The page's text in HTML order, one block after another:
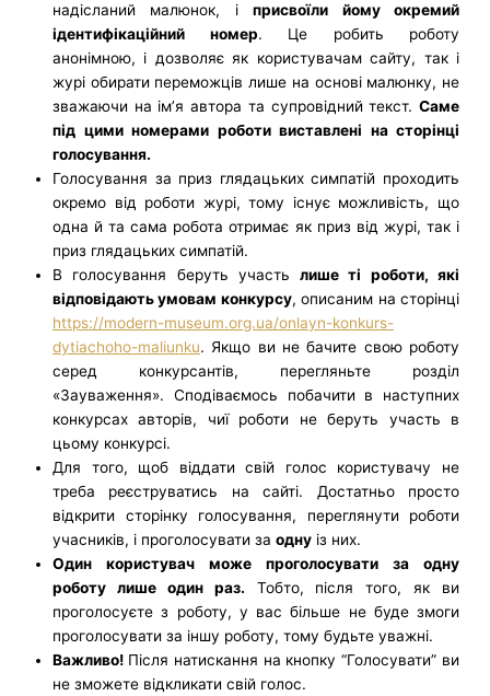
надісланий малюнок, іприсвоїли йому окремий
ідентифікаційний номер. Це робить роботу
анонімною, і дозволяє як користувачам сайту, так і
журі обирати переможців лише на основі малюнку, не
зважаючи на ім’я автора та супровідний текст. Саме
під цими номерами роботи виставлені на сторінці
голосування.
Голосування за приз глядацьких симпатій проходить
окремо від роботи журі, тому існує можливість, що
одна й та сама робота отримає як приз від журі, так і
приз глядацьких симпатій.
В голосування беруть участьлише ті роботи, які
відповідають умовам конкурсу, описаним на сторінці
https://modern-museum.org.ua/onlayn-konkurs-
dytiachoho-maliunku. Якщо ви не бачите свою роботу
серед конкурсантів, перегляньте розділ
«Зауваження». Сподіваємось побачити в наступних
конкурсах авторів, чиї роботи не беруть участь в
цьому конкурсі.
Для того, щоб віддати свій голос користувачу не
треба реєструватись на сайті. Достатньо просто
відкрити сторінку голосування, переглянути роботи
учасників, і проголосувати за одну із них.
Один користувач може проголосувати за одну
роботу лише один раз. Тобто, після того, як ви
проголосуєте з роботу, у вас більше не буде змоги
проголосувати за іншу роботу, тому будьте уважні.
Важливо! Після натискання на кнопку “Голосувати” ви
не зможете відкликати свій голос.